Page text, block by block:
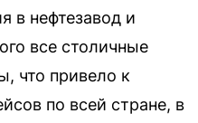
в нефтезавод и
все столичные
что привело к
по всей стране, в